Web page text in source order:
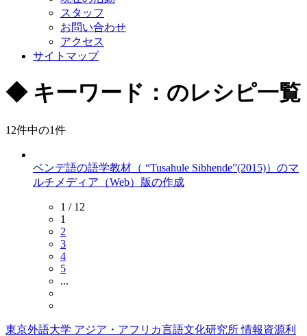
スタッフ
お問い合わせ
アクセス
サイトマップ
◆キーワード：のレシピ一覧
12件中の1件
ベンデ語の語学教材（ “Tusahule Sibhende”(2015)）のマ
ルチメディア（Web）版の作成
1 / 12
1
2
3
4
5
...
東京外語大学 アジア・アフリカ言語文化研究所 情報資源利